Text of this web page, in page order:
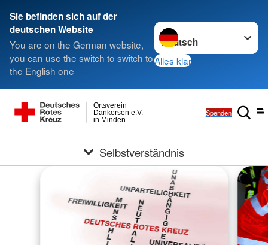
Sie befinden sich auf der
deutschen Website
You are on the German website,
you can use the switch to switch to
the English one
Sprache wechseln zu
Alles klar
in Minden
Dankersen e.V.
Ortsverein
Spenden
Selbstverständnis